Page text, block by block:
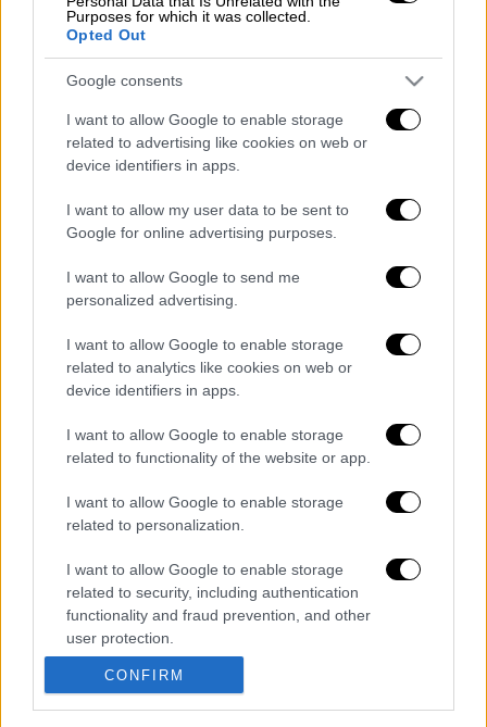
Purposes for which it was collected.
Opted Out
Google consents
I want to allow Google to enable storage
related to advertising like cookies on web or
device identifiers in apps.
I want to allow my user data to be sent to
Google for online advertising purposes.
I want to allow Google to send me
personalized advertising.
I want to allow Google to enable storage
related to analytics like cookies on web or
device identifiers in apps.
I want to allow Google to enable storage
related to functionality of the website or app.
I want to allow Google to enable storage
related to personalization.
I want to allow Google to enable storage
related to security, including authentication
functionality and fraud prevention, and other
user protection.
CONFIRM
απονομή των Χρυσών Σφαιρών - Τα 5
πράγματα που αξίζει να περιμένεις
Ελλάδα|05.01.2025 13:46
Απόδραση από την Κασσαβέτεια:
Συνεχίζονται οι έρευνες για τον
εντοπισμό των δύο κακοποιών
Ο τελευταίος κάλεσε βοήθεια και
μεταφέρθηκε με ασθενοφόρο στο
Νοσοκομείο Λιβαδειάς, όπου νοσηλεύεται
εκτός κινδύνου. Οι δύο δράστες
αναζητούνται από τηνΑστυνομία
προκειμένου να συλληφθούν στο πλαίσιο
Διαβάστε ακόμη
Από το Μίσιγκαν στον Λευκό Οίκο: Τι
σημαίνει η νίκη του Αμπντούλ Ελ-Σαγέντ
για τους Δημοκρατικούς
O στρατηγός ήταν σχιζοφρενής, εμμονικός,
πλησίαζε τα 75 όταν τον αντάμωσε η δόξα –